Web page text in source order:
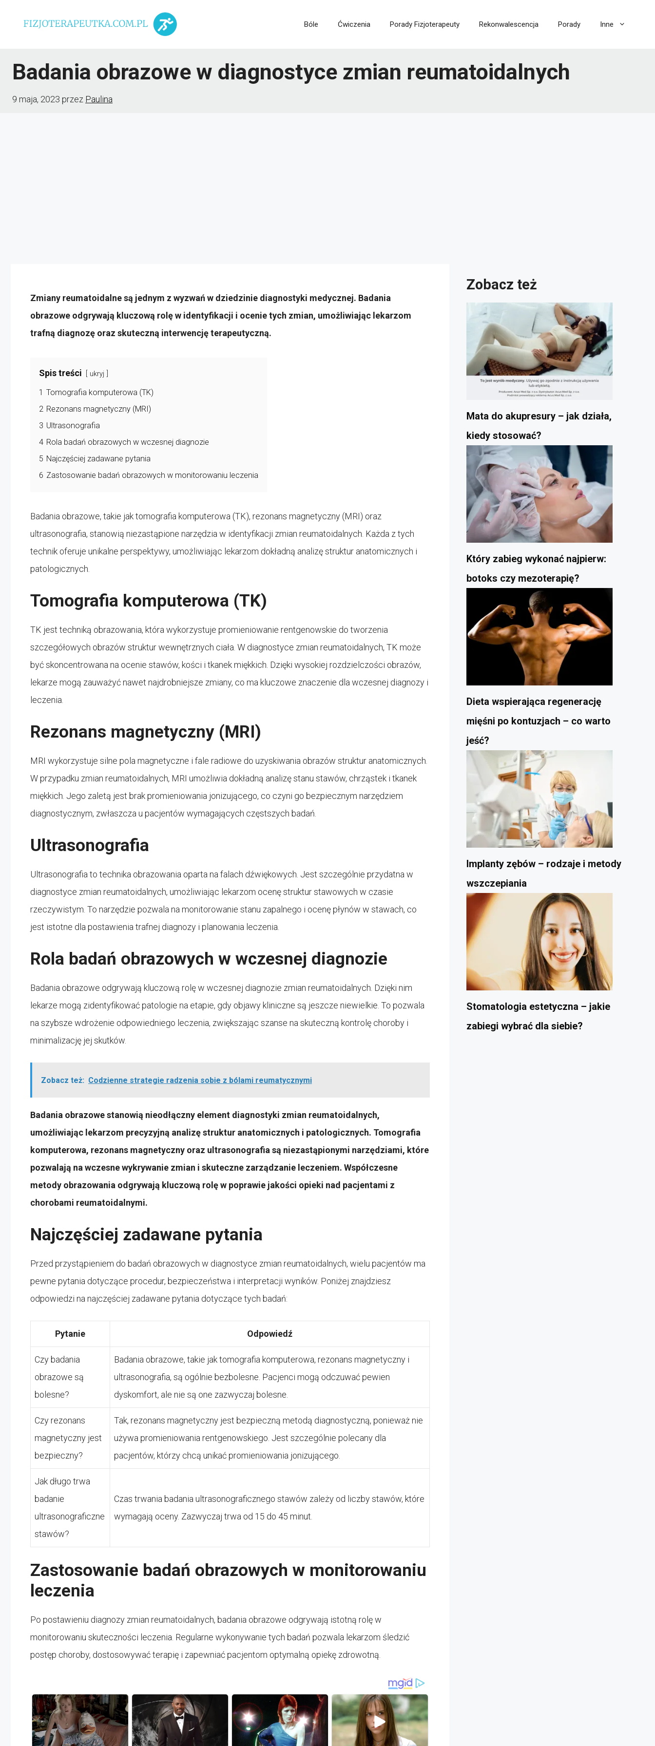
Bóle Ćwiczenia Porady Fizjoterapeuty Rekonwalescencja Porady Inne
Badania obrazowe w diagnostyce zmian reumatoidalnych
9 maja, 2023 przez Paulina
Zmiany reumatoidalne są jednym z wyzwań w dziedzinie diagnostyki medycznej. Badania
obrazowe odgrywają kluczową rolę w identyfikacji i ocenie tych zmian, umożliwiając lekarzom
trafną diagnozę oraz skuteczną interwencję terapeutyczną.
Spis treści ukryj
1 Tomografia komputerowa (TK)
2 Rezonans magnetyczny (MRI)
3 Ultrasonografia
4 Rola badań obrazowych w wczesnej diagnozie
5 Najczęściej zadawane pytania
6 Zastosowanie badań obrazowych w monitorowaniu leczenia
Badania obrazowe, takie jak tomografia komputerowa (TK), rezonans magnetyczny (MRI) oraz
ultrasonografia, stanowią niezastąpione narzędzia w identyfikacji zmian reumatoidalnych. Każda z tych
technik oferuje unikalne perspektywy, umożliwiając lekarzom dokładną analizę struktur anatomicznych i
patologicznych.
Tomografia komputerowa (TK)
TK jest techniką obrazowania, która wykorzystuje promieniowanie rentgenowskie do tworzenia
szczegółowych obrazów struktur wewnętrznych ciała. W diagnostyce zmian reumatoidalnych, TK może
być skoncentrowana na ocenie stawów, kości i tkanek miękkich. Dzięki wysokiej rozdzielczości obrazów,
lekarze mogą zauważyć nawet najdrobniejsze zmiany, co ma kluczowe znaczenie dla wczesnej diagnozy i
leczenia.
Rezonans magnetyczny (MRI)
MRI wykorzystuje silne pola magnetyczne i fale radiowe do uzyskiwania obrazów struktur anatomicznych.
W przypadku zmian reumatoidalnych, MRI umożliwia dokładną analizę stanu stawów, chrząstek i tkanek
miękkich. Jego zaletą jest brak promieniowania jonizującego, co czyni go bezpiecznym narzędziem
diagnostycznym, zwłaszcza u pacjentów wymagających częstszych badań.
Ultrasonografia
Ultrasonografia to technika obrazowania oparta na falach dźwiękowych. Jest szczególnie przydatna w
diagnostyce zmian reumatoidalnych, umożliwiając lekarzom ocenę struktur stawowych w czasie
rzeczywistym. To narzędzie pozwala na monitorowanie stanu zapalnego i ocenę płynów w stawach, co
jest istotne dla postawienia trafnej diagnozy i planowania leczenia.
Rola badań obrazowych w wczesnej diagnozie
Badania obrazowe odgrywają kluczową rolę w wczesnej diagnozie zmian reumatoidalnych. Dzięki nim
lekarze mogą zidentyfikować patologie na etapie, gdy objawy kliniczne są jeszcze niewielkie. To pozwala
na szybsze wdrożenie odpowiedniego leczenia, zwiększając szanse na skuteczną kontrolę choroby i
minimalizację jej skutków.
Zobacz też: Codzienne strategie radzenia sobie z bólami reumatycznymi
Badania obrazowe stanowią nieodłączny element diagnostyki zmian reumatoidalnych,
umożliwiając lekarzom precyzyjną analizę struktur anatomicznych i patologicznych. Tomografia
komputerowa, rezonans magnetyczny oraz ultrasonografia są niezastąpionymi narzędziami, które
pozwalają na wczesne wykrywanie zmian i skuteczne zarządzanie leczeniem. Współczesne
metody obrazowania odgrywają kluczową rolę w poprawie jakości opieki nad pacjentami z
chorobami reumatoidalnymi.
Najczęściej zadawane pytania
Przed przystąpieniem do badań obrazowych w diagnostyce zmian reumatoidalnych, wielu pacjentów ma
pewne pytania dotyczące procedur, bezpieczeństwa i interpretacji wyników. Poniżej znajdziesz
odpowiedzi na najczęściej zadawane pytania dotyczące tych badań:
Pytanie Odpowiedź
Czy badania
obrazowe są
bolesne?
Badania obrazowe, takie jak tomografia komputerowa, rezonans magnetyczny i
ultrasonografia, są ogólnie bezbolesne. Pacjenci mogą odczuwać pewien
dyskomfort, ale nie są one zazwyczaj bolesne.
Czy rezonans
magnetyczny jest
bezpieczny?
Tak, rezonans magnetyczny jest bezpieczną metodą diagnostyczną, ponieważ nie
używa promieniowania rentgenowskiego. Jest szczególnie polecany dla
pacjentów, którzy chcą unikać promieniowania jonizującego.
Jak długo trwa
badanie
ultrasonograficzne
stawów?
Czas trwania badania ultrasonograficznego stawów zależy od liczby stawów, które
wymagają oceny. Zazwyczaj trwa od 15 do 45 minut.
Zastosowanie badań obrazowych w monitorowaniu
leczenia
Po postawieniu diagnozy zmian reumatoidalnych, badania obrazowe odgrywają istotną rolę w
monitorowaniu skuteczności leczenia. Regularne wykonywanie tych badań pozwala lekarzom śledzić
postęp choroby, dostosowywać terapię i zapewniać pacjentom optymalną opiekę zdrowotną.
Zobacz też
Mata do akupresury – jak działa,
kiedy stosować?
Który zabieg wykonać najpierw:
botoks czy mezoterapię?
Dieta wspierająca regenerację
mięśni po kontuzjach – co warto
jeść?
Implanty zębów – rodzaje i metody
wszczepiania
Stomatologia estetyczna – jakie
zabiegi wybrać dla siebie?